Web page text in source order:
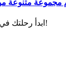
ابدأ رحلتك في عالم العملات المشفرة الآن!